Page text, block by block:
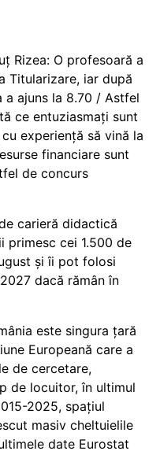
Rizea: O profesoară a
Titularizare, iar după
ajuns la 8.70 / Astfel
ce entuziasmați sunt
experiență să vină la
financiare sunt
de concurs
carieră didactică
primesc cei 1.500 de
și îi pot folosi
dacă rămân în
este singura țară
Europeană care a
de cercetare,
de locuitor, în ultimul
2025, spațiul
masiv cheltuielile
date Eurostat